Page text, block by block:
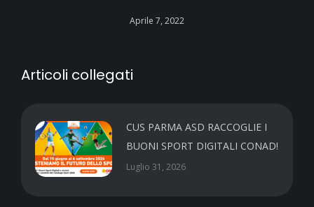
Aprile 7, 2022
Articoli collegati
CUS PARMA ASD RACCOGLIE I
BUONI SPORT DIGITALI CONAD!
Luglio 31, 2026